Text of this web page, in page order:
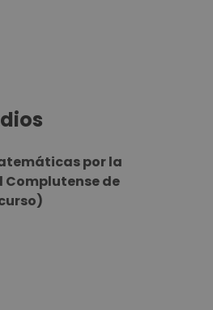
por la
Complutense de